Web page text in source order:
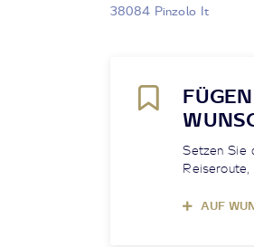
38084 Pinzolo It
Setzen Sie
AUF